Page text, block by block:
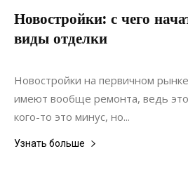
Новостройки: с чего
виды отделки
26.10.2021
Новостройки на первичном
имеют вообще ремонта, ведь
кого-то это минус, но...
Узнать больше